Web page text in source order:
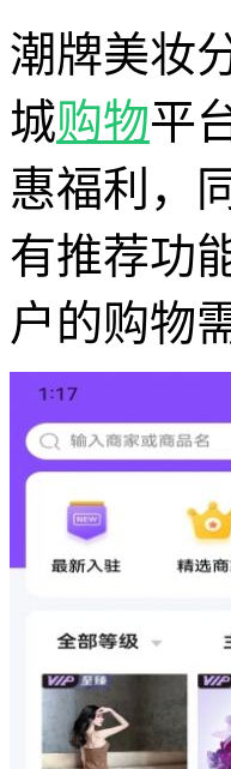
潮牌美妆
城购物平
惠福利，
有推荐功
户的购物